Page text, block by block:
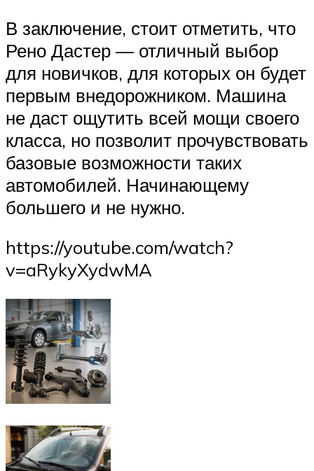
В заключение, стоит отметить, что
Рено Дастер — отличный выбор
для новичков, для которых он будет
первым внедорожником. Машина
не даст ощутить всей мощи своего
класса, но позволит прочувствовать
базовые возможности таких
автомобилей. Начинающему
большего и не нужно.
https://youtube.com/watch?
v=aRykyXydwMA